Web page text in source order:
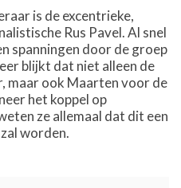
is de excentrieke,
Rus Pavel. Al snel
spanningen door de groep
blijkt dat niet alleen de
maar ook Maarten voor de
het koppel op
ze allemaal dat dit een
worden.